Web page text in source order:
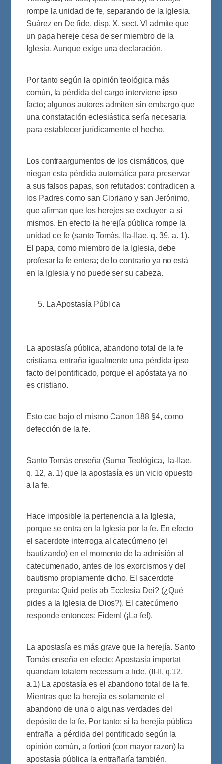
rompe la unidad de fe, separando de la Iglesia.
Suárez en De fide, disp. X, sect. VI admite que
un papa hereje cesa de ser miembro de la
Iglesia. Aunque exige una declaración.
Por tanto según la opinión teológica más
común, la pérdida del cargo interviene ipso
facto; algunos autores admiten sin embargo que
una constatación eclesiástica sería necesaria
para establecer jurídicamente el hecho.
Los contraargumentos de los cismáticos, que
niegan esta pérdida automática para preservar
a sus falsos papas, son refutados: contradicen a
los Padres como san Cipriano y san Jerónimo,
que afirman que los herejes se excluyen a sí
mismos. En efecto la herejía pública rompe la
unidad de fe (santo Tomás, IIa-IIae, q. 39, a. 1).
El papa, como miembro de la Iglesia, debe
profesar la fe entera; de lo contrario ya no está
en la Iglesia y no puede ser su cabeza.
La Apostasía Pública
La apostasía pública, abandono total de la fe
cristiana, entraña igualmente una pérdida ipso
facto del pontificado, porque el apóstata ya no
es cristiano.
Esto cae bajo el mismo Canon 188 §4, como
defección de la fe.
Santo Tomás enseña (Suma Teológica, IIa-IIae,
q. 12, a. 1) que la apostasía es un vicio opuesto
a la fe.
Hace imposible la pertenencia a la Iglesia,
porque se entra en la Iglesia por la fe. En efecto
el sacerdote interroga al catecúmeno (el
bautizando) en el momento de la admisión al
catecumenado, antes de los exorcismos y del
bautismo propiamente dicho. El sacerdote
pregunta: Quid petis ab Ecclesia Dei? (¿Qué
pides a la Iglesia de Dios?). El catecúmeno
responde entonces: Fidem! (¡La fe!).
La apostasía es más grave que la herejía. Santo
Tomás enseña en efecto: Apostasia importat
quandam totalem recessum a fide. (II-II, q.12,
a.1) La apostasía es el abandono total de la fe.
Mientras que la herejía es solamente el
abandono de una o algunas verdades del
depósito de la fe. Por tanto: si la herejía pública
entraña la pérdida del pontificado según la
opinión común, a fortiori (con mayor razón) la
apostasía pública la entrañaría también.